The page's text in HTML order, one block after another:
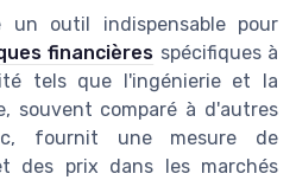
un outil indispensable pour
financières spécifiques à
tels que l'ingénierie et la
souvent comparé à d'autres
fournit une mesure de
des prix dans les marchés